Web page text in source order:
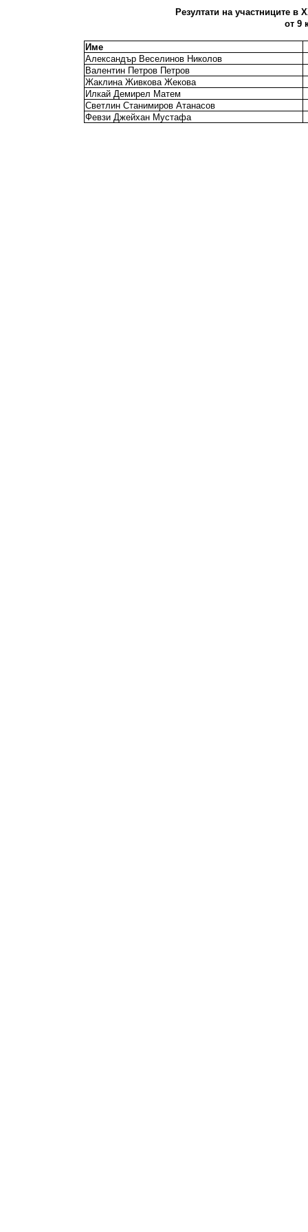
Резултати на участниците в
от 9
Име
Александър Веселинов Николов
Валентин Петров Петров
Жаклина Живкова Жекова
Илкай Демирел Матем
Светлин Станимиров Атанасов
Февзи Джейхан Мустафа